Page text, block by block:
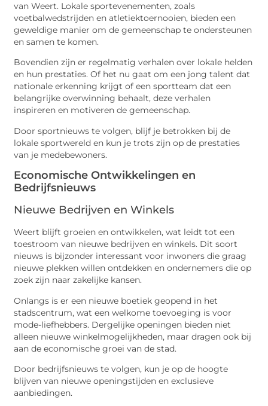
van Weert. Lokale sportevenementen, zoals
voetbalwedstrijden en atletiektoernooien, bieden een
geweldige manier om de gemeenschap te ondersteunen
en samen te komen.
Bovendien zijn er regelmatig verhalen over lokale helden
en hun prestaties. Of het nu gaat om een jong talent dat
nationale erkenning krijgt of een sportteam dat een
belangrijke overwinning behaalt, deze verhalen
inspireren en motiveren de gemeenschap.
Door sportnieuws te volgen, blijf je betrokken bij de
lokale sportwereld en kun je trots zijn op de prestaties
van je medebewoners.
Economische Ontwikkelingen en
Bedrijfsnieuws
Nieuwe Bedrijven en Winkels
Weert blijft groeien en ontwikkelen, wat leidt tot een
toestroom van nieuwe bedrijven en winkels. Dit soort
nieuws is bijzonder interessant voor inwoners die graag
nieuwe plekken willen ontdekken en ondernemers die op
zoek zijn naar zakelijke kansen.
Onlangs is er een nieuwe boetiek geopend in het
stadscentrum, wat een welkome toevoeging is voor
mode-liefhebbers. Dergelijke openingen bieden niet
alleen nieuwe winkelmogelijkheden, maar dragen ook bij
aan de economische groei van de stad.
Door bedrijfsnieuws te volgen, kun je op de hoogte
blijven van nieuwe openingstijden en exclusieve
aanbiedingen.